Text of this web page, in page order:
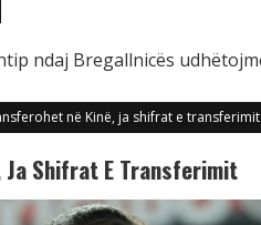
ndaj Bregallnicës
në Kinë, ja shifrat e transferimit
Ja Shifrat E Transferimit